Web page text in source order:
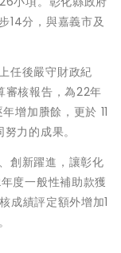
14分，與嘉義市及
任後嚴守財政紀
審核報告，為22年
增加賸餘，更於 11
力的成果。
創新躍進，讓彰化
度一般性補助款獲
成績評定額外增加1